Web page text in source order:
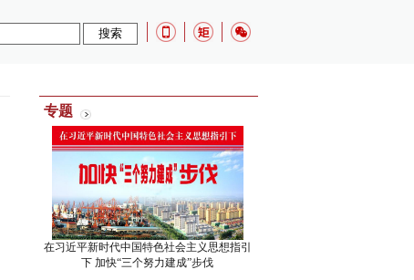
专题
在习近平新时代中国特色社会主义思想指引
下 加快“三个努力建成”步伐